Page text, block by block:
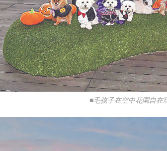
■毛孩子在空中花園自在